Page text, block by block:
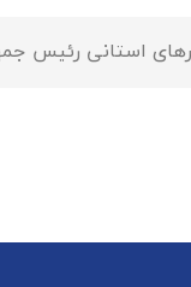
استانی رئیس